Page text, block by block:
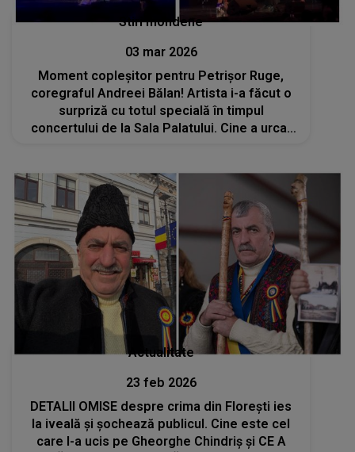
Stiri mondene
03 mar 2026
Moment copleșitor pentru Petrișor Ruge,
coregraful Andreei Bălan! Artista i-a făcut o
surpriză cu totul specială în timpul
concertului de la Sala Palatului. Cine a urcat
Actualitate
23 feb 2026
DETALII OMISE despre crima din Floreşti ies
la iveală și șochează publicul. Cine este cel
care l-a ucis pe Gheorghe Chindriș și CE A